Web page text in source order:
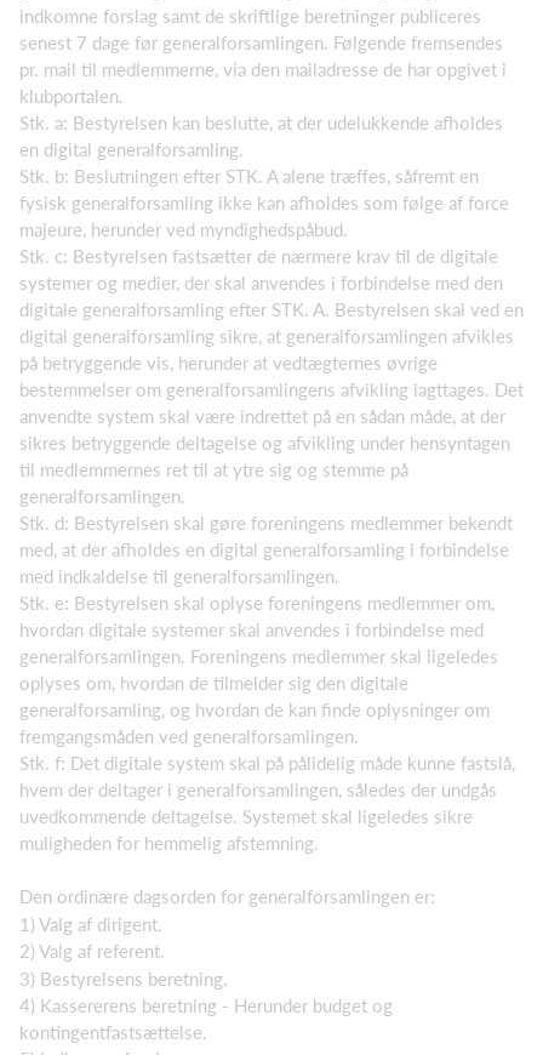
indkomne forslag samt de skriftlige beretninger publiceres
senest 7 dage før generalforsamlingen. Følgende fremsendes
pr. mail til medlemmerne, via den mailadresse de har opgivet i
klubportalen.
Stk. a: Bestyrelsen kan beslutte, at der udelukkende afholdes
en digital generalforsamling.
Stk. b: Beslutningen efter STK. A alene træffes, såfremt en
fysisk generalforsamling ikke kan afholdes som følge af force
majeure, herunder ved myndighedspåbud.
Stk. c: Bestyrelsen fastsætter de nærmere krav til de digitale
systemer og medier, der skal anvendes i forbindelse med den
digitale generalforsamling efter STK. A. Bestyrelsen skal ved en
digital generalforsamling sikre, at generalforsamlingen afvikles
på betryggende vis, herunder at vedtægternes øvrige
bestemmelser om generalforsamlingens afvikling iagttages. Det
anvendte system skal være indrettet på en sådan måde, at der
sikres betryggende deltagelse og afvikling under hensyntagen
til medlemmernes ret til at ytre sig og stemme på
generalforsamlingen.
Stk. d: Bestyrelsen skal gøre foreningens medlemmer bekendt
med, at der afholdes en digital generalforsamling i forbindelse
med indkaldelse til generalforsamlingen.
Stk. e: Bestyrelsen skal oplyse foreningens medlemmer om,
hvordan digitale systemer skal anvendes i forbindelse med
generalforsamlingen. Foreningens medlemmer skal ligeledes
oplyses om, hvordan de tilmelder sig den digitale
generalforsamling, og hvordan de kan finde oplysninger om
fremgangsmåden ved generalforsamlingen.
Stk. f: Det digitale system skal på pålidelig måde kunne fastslå,
hvem der deltager i generalforsamlingen, således der undgås
uvedkommende deltagelse. Systemet skal ligeledes sikre
muligheden for hemmelig afstemning.
Den ordinære dagsorden for generalforsamlingen er:
1) Valg af dirigent.
2) Valg af referent.
3) Bestyrelsens beretning.
4) Kassererens beretning - Herunder budget og
kontingentfastsættelse.